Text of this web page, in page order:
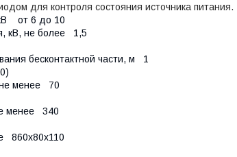
для контроля состояния источника питания.
от 6 до 10
кВ, не более 1,5
бесконтактной части, м 1
не менее 70
менее 340
860х80х110